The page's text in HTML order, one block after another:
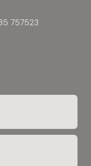
757523